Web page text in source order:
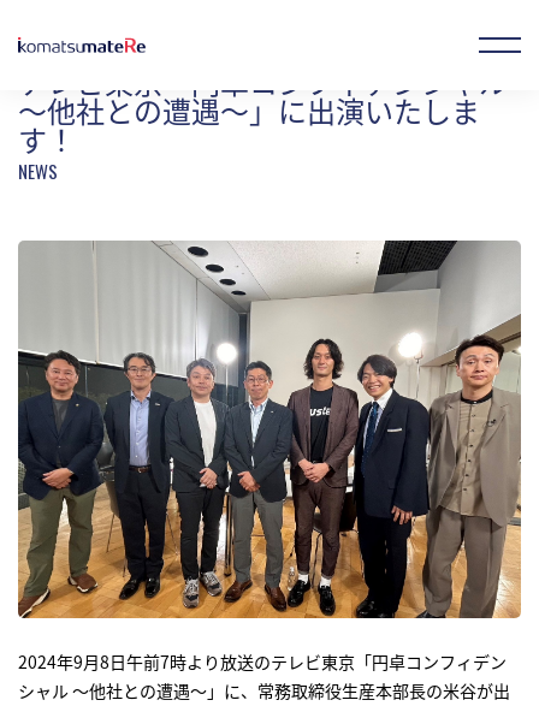
事業概要
製品情報
研究開発
サステナビリティ
テレビ東京「円卓コンフィデンシャル
〜他社との遭遇〜」に出演いたしま
す！
2024年9月8日午前7時より放送のテレビ東京「円卓コンフィデン
シャル 〜他社との遭遇〜」に、常務取締役生産本部長の米谷が出